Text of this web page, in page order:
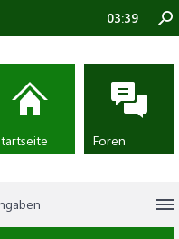
03:39
Foren